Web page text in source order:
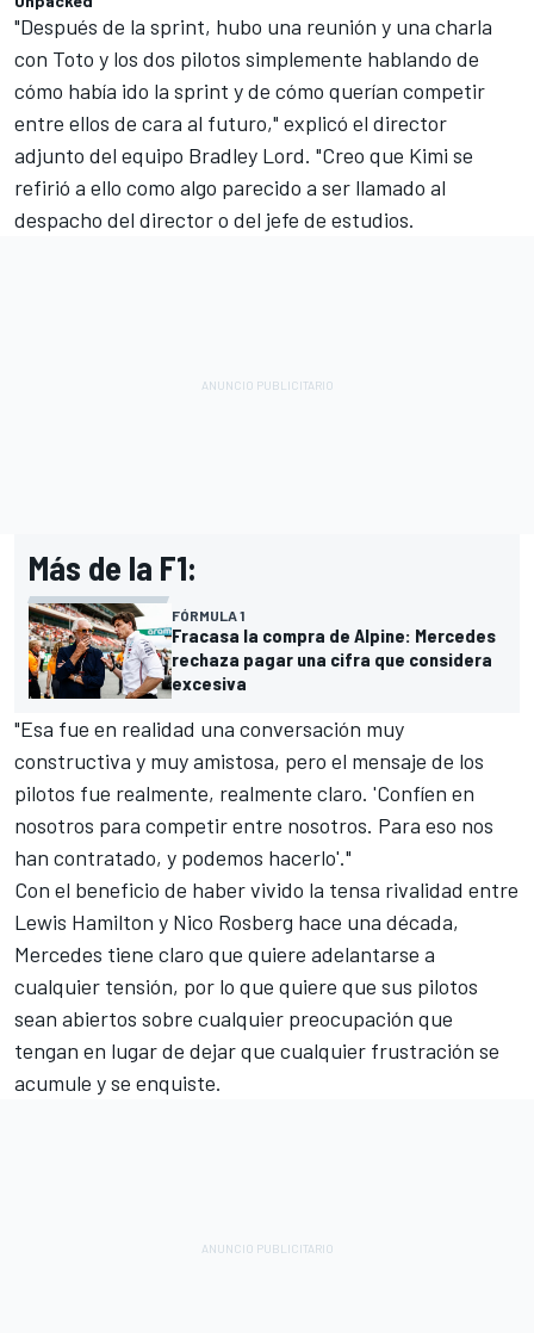
"Después de la sprint, hubo una reunión y una charla
con Toto y los dos pilotos simplemente hablando de
cómo había ido la sprint y de cómo querían competir
entre ellos de cara al futuro," explicó el director
adjunto del equipo Bradley Lord. "Creo que Kimi se
refirió a ello como algo parecido a ser llamado al
despacho del director o del jefe de estudios.
Más de la F1:
FÓRMULA 1
Fracasa la compra de Alpine: Mercedes
rechaza pagar una cifra que considera
excesiva
"Esa fue en realidad una conversación muy
constructiva y muy amistosa, pero el mensaje de los
pilotos fue realmente, realmente claro. 'Confíen en
nosotros para competir entre nosotros. Para eso nos
han contratado, y podemos hacerlo'."
Con el beneficio de haber vivido la tensa rivalidad entre
Lewis Hamilton y Nico Rosberg hace una década,
Mercedes tiene claro que quiere adelantarse a
cualquier tensión, por lo que quiere que sus pilotos
sean abiertos sobre cualquier preocupación que
tengan en lugar de dejar que cualquier frustración se
acumule y se enquiste.